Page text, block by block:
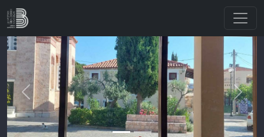
Παράκαμψη προς το κυρίως περιεχόμενο
Previous Next